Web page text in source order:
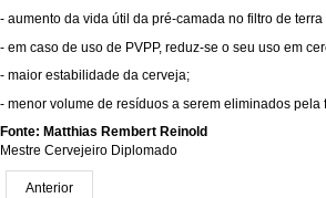
- aumento da vida útil da pré-camada no filtro de
- em caso de uso de PVPP, reduz-se o seu uso em
- maior estabilidade da cerveja;
- menor volume de resíduos a serem eliminados pela
Fonte: Matthias Rembert Reinold
Mestre Cervejeiro Diplomado
Anterior